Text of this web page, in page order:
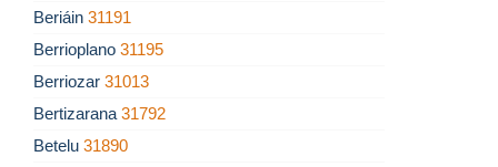
Beriáin 31191
Berrioplano 31195
Berriozar 31013
Bertizarana 31792
Betelu 31890